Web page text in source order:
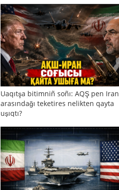
Uaqıtşa bitimniñ soñı: AQŞ pen Iran
arasındağı teketires nelikten qayta
uşıqtı?